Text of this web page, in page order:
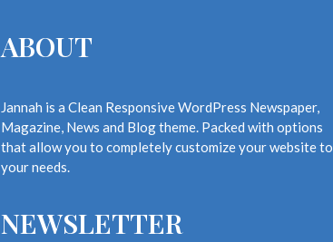
ABOUT
Jannah is a Clean Responsive WordPress Newspaper,
Magazine, News and Blog theme. Packed with options
that allow you to completely customize your website to
your needs.
NEWSLETTER